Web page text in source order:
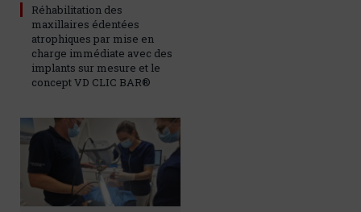
Réhabilitation des
maxillaires édentées
atrophiques par mise en
charge immédiate avec des
implants sur mesure et le
concept VD CLIC BAR®